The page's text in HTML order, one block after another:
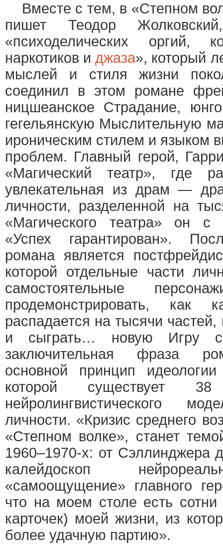
Вместе с тем, в «Степном
пишет Теодор
«психоделических оргий,
наркотиков иджаза», который
мыслей и стиля жизни
соединил в этом романе
ницшеанское Страдание,
гегельянскую Мыслительную
ироническим стилем и языком
проблем. Главный герой,
«Магический театр», где
увлекательная из драм —
личности, разделенной на
«Магического театра» он с
«Успех гарантирован».
романа является
которой отдельные части
самостоятельные
продемонстрировать,
распадается на тысячи
и сыграть… новую Игру
заключительная фраза
основной принцип
которой существует
нейролингвистического
личности. «Кризис среднего
«Степном волке», станет
1960–1970-х: от Сэллинджера
калейдоскоп
«самоощущение» главного
что на моем столе есть сотни
карточек) моей жизни, из
более удачную партию».